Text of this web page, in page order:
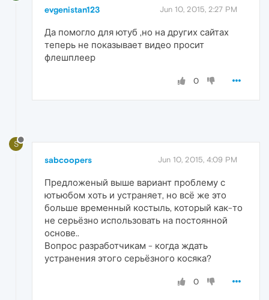
evgenistan123 Jun 10, 2015, 2:27 PM
Да помогло для ютуб ,но на других сайтах
теперь не показывает видео просит
флешплеер
0
S
sabcoopers Jun 10, 2015, 4:09 PM
Предложеный выше вариант проблему с
ютьюбом хоть и устраняет, но всё же это
больше временный костыль, который как-то
не серьёзно использовать на постоянной
основе..
Вопрос разработчикам - когда ждать
устранения этого серьёзного косяка?
0